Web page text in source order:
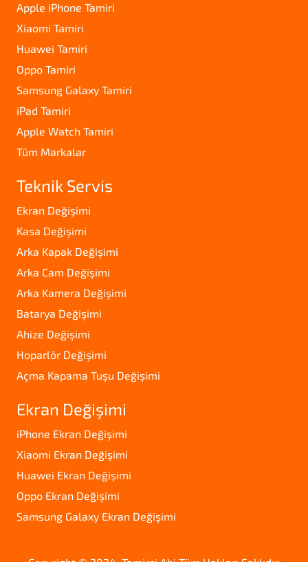
Apple iPhone Tamiri
Xiaomi Tamiri
Huawei Tamiri
Oppo Tamiri
Samsung Galaxy Tamiri
iPad Tamiri
Apple Watch Tamiri
Tüm Markalar
Teknik Servis
Ekran Değişimi
Kasa Değişimi
Arka Kapak Değişimi
Arka Cam Değişimi
Arka Kamera Değişimi
Batarya Değişimi
Ahize Değişimi
Hoparlör Değişimi
Açma Kapama Tuşu Değişimi
Ekran Değişimi
iPhone Ekran Değişimi
Xiaomi Ekran Değişimi
Huawei Ekran Değişimi
Oppo Ekran Değişimi
Samsung Galaxy Ekran Değişimi
Copyright © 2024. Tamirci Abi Tüm Hakları Saklıdır.